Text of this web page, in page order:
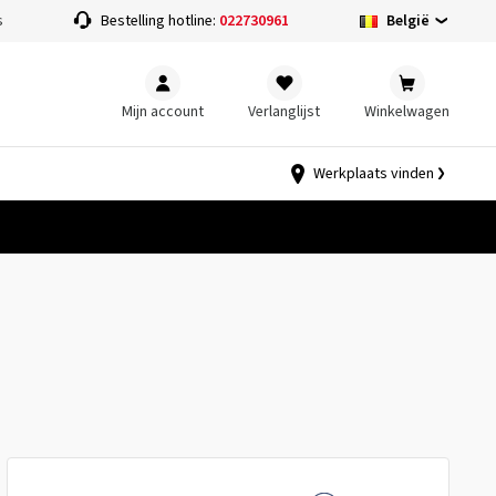
Bestelling hotline: 022730961 België
Mijn account Verlanglijst Winkelwagen
Werkplaats vinden